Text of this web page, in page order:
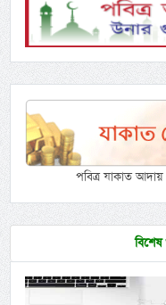
পবিত্র যাকাত